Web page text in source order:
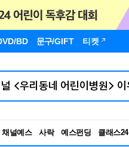
BD 문구/GIFT 티켓
채널예스 사락 예스펀딩 클래스24